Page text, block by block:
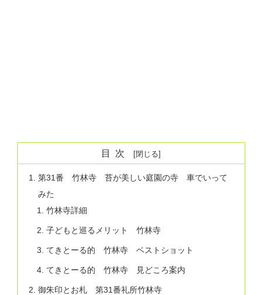
目次
第31番 竹林寺 苔が美しい庭園の寺 車でいって
みた
竹林寺詳細
子どもと巡るメリット 竹林寺
てきとーる的 竹林寺 ベストショット
てきとーる的 竹林寺 見どころ案内
御朱印とお札 第31番礼所竹林寺